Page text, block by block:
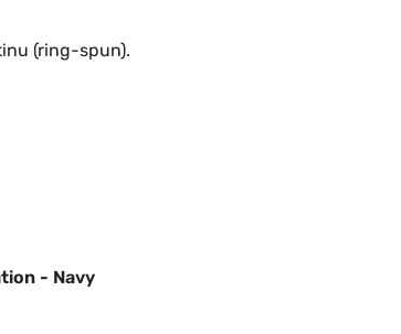
(ring-spun).
- Navy